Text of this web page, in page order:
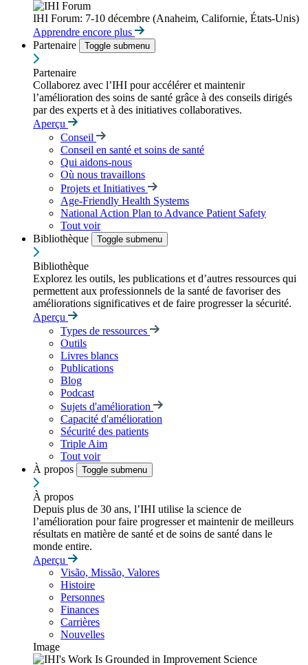
IHI Forum: 7-10 décembre (Anaheim, Californie, États-Unis)
Apprendre encore plus
Partenaire
Toggle submenu
Partenaire
Collaborez avec l’IHI pour accélérer et maintenir
l’amélioration des soins de santé grâce à des conseils dirigés
par des experts et à des initiatives collaboratives.
Aperçu
Conseil
Conseil en santé et soins de santé
Qui aidons-nous
Où nous travaillons
Projets et Initiatives
Age-Friendly Health Systems
National Action Plan to Advance Patient Safety
Tout voir
Bibliothèque
Toggle submenu
Bibliothèque
Explorez les outils, les publications et d’autres ressources qui
permettent aux professionnels de la santé de favoriser des
améliorations significatives et de faire progresser la sécurité.
Aperçu
Types de ressources
Outils
Livres blancs
Publications
Blog
Podcast
Sujets d'amélioration
Capacité d'amélioration
Sécurité des patients
Triple Aim
Tout voir
À propos
Toggle submenu
À propos
Depuis plus de 30 ans, l’IHI utilise la science de
l’amélioration pour faire progresser et maintenir de meilleurs
résultats en matière de santé et de soins de santé dans le
monde entire.
Aperçu
Visão, Missão, Valores
Histoire
Personnes
Finances
Carrières
Nouvelles
Image